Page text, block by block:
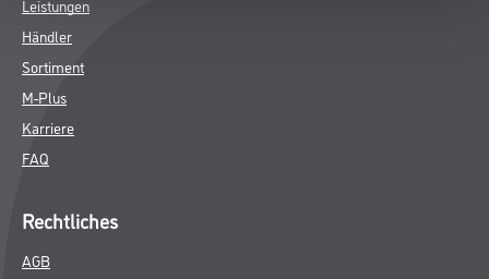
Leistungen
Händler
Sortiment
M-Plus
Karriere
FAQ
Rechtliches
AGB